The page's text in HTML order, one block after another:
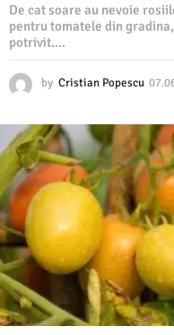
De cat soare au nevoie
pentru tomatele din
potrivit....
by Cristian Popescu